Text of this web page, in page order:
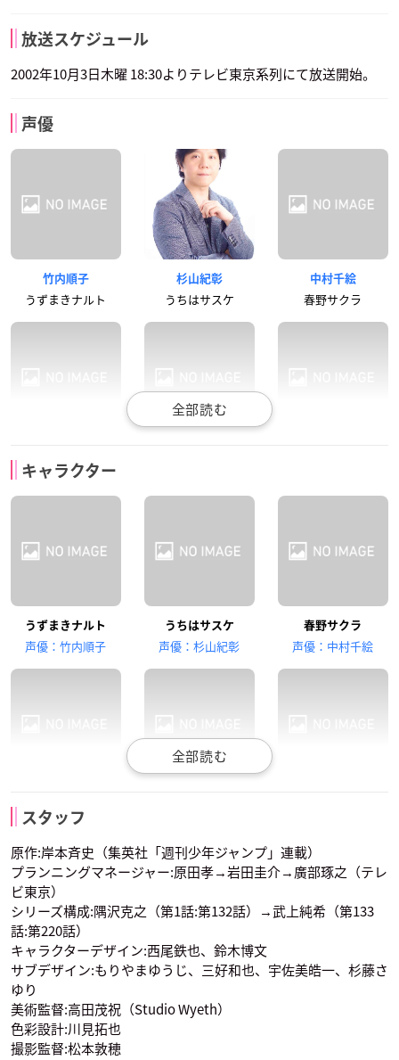
放送スケジュール
2002年10月3日木曜 18:30よりテレビ東京系列にて放送開始。
声優
竹内順子
うずまきナルト
杉山紀彰
うちはサスケ
中村千絵
春野サクラ
はたけカカシ
伊藤健太郎
秋道チョウジ
鳥海浩輔
犬塚キバ
水樹奈々
日向ヒナタ
油女シノ
遠近孝一 大塚芳忠 くじら
キャラクター
うずまきナルト
声優：竹内順子
うちはサスケ
声優：杉山紀彰
春野サクラ
声優：中村千絵
声優：井上和彦
秋道チョウジ
声優：伊藤健太郎
犬塚キバ 日向ヒナタ
スタッフ
原作:岸本斉史（集英社「週刊少年ジャンプ」連載）
プランニングマネージャー:原田孝→岩田圭介→廣部琢之（テレ
ビ東京）
シリーズ構成:隅沢克之（第1話:第132話）→武上純希（第133
話:第220話）
キャラクターデザイン:西尾鉄也、鈴木博文
サブデザイン:もりやまゆうじ、三好和也、宇佐美皓一、杉藤さ
ゆり
美術監督:高田茂祝（Studio Wyeth）
色彩設計:川見拓也
撮影監督:松本敦穂